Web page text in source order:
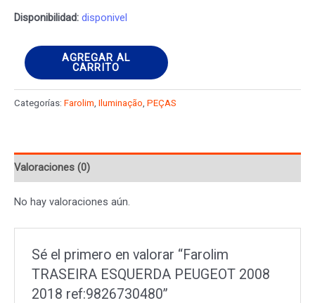
Disponibilidad: disponivel
Farolim
TRASEIRA
ESQUERDA
PEUGEOT
ref:9826730480
AGREGAR AL
CARRITO
Categorías: Farolim, Iluminação, PEÇAS
Valoraciones (0)
No hay valoraciones aún.
Sé el primero en valorar “Farolim
TRASEIRA ESQUERDA PEUGEOT 2008
2018 ref:9826730480”